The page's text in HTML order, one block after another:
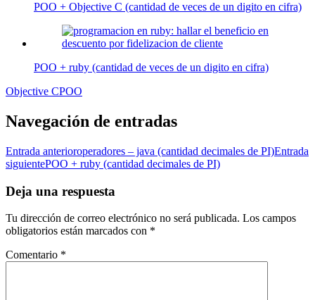
POO + Objective C (cantidad de veces de un digito en cifra)
POO + ruby (cantidad de veces de un digito en cifra)
Objective CPOO
Navegación de entradas
Entrada anterioroperadores – java (cantidad decimales de PI)Entrada
siguientePOO + ruby (cantidad decimales de PI)
Deja una respuesta
Tu dirección de correo electrónico no será publicada. Los campos
obligatorios están marcados con *
Comentario *